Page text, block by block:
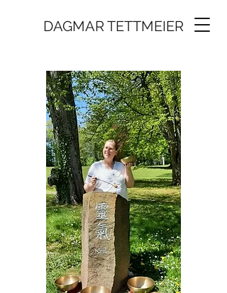
DAGMAR TETTMEIER